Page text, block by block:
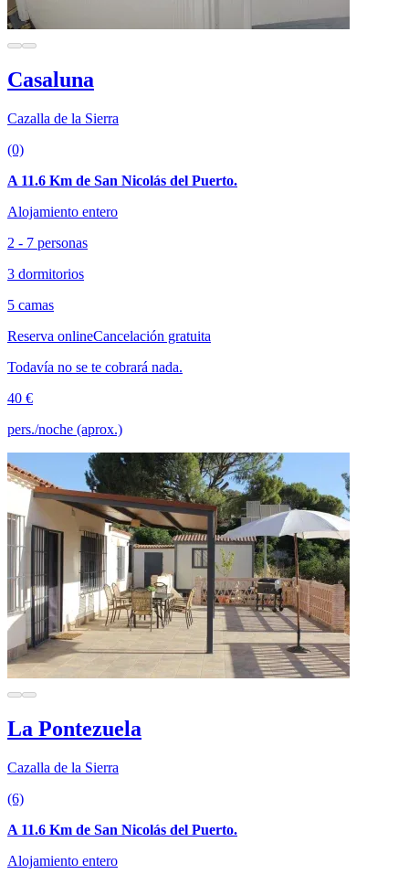
Casaluna
Cazalla de la Sierra
(0)
A 11.6 Km de San Nicolás del Puerto.
Alojamiento entero
2 - 7 personas
3 dormitorios
5 camas
Reserva onlineCancelación gratuita
Todavía no se te cobrará nada.
40 €
pers./noche (aprox.)
La Pontezuela
Cazalla de la Sierra
(6)
A 11.6 Km de San Nicolás del Puerto.
Alojamiento entero